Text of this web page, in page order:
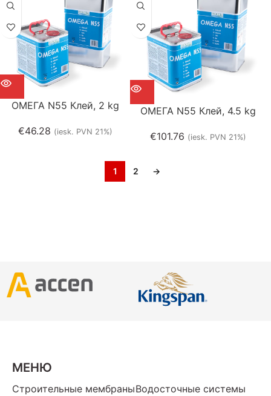
ОМЕГА N55 Клей, 2 kg
€46.28 (iesk. PVN 21%)
ОМЕГА N55 Клей, 4.5 kg
€101.76 (iesk. PVN 21%)
1 2 →
МЕНЮ
Строительные мембраныВодосточные системы